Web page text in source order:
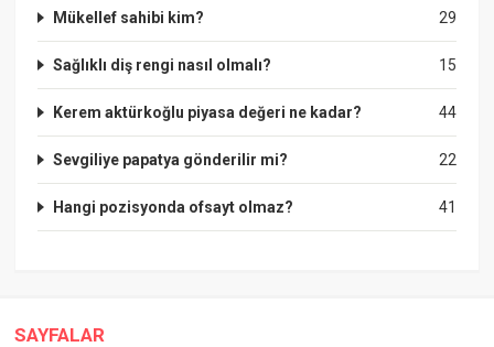
29
Mükellef sahibi kim?
15
Sağlıklı diş rengi nasıl olmalı?
44
Kerem aktürkoğlu piyasa değeri ne kadar?
22
Sevgiliye papatya gönderilir mi?
41
Hangi pozisyonda ofsayt olmaz?
SAYFALAR